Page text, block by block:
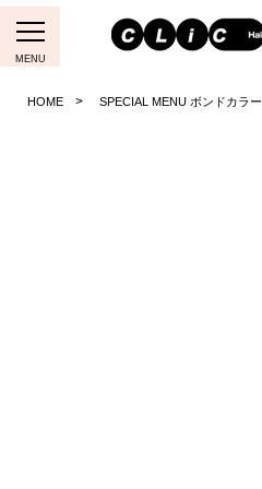
MENU
HOME SPECIAL MENU ボンドカラー